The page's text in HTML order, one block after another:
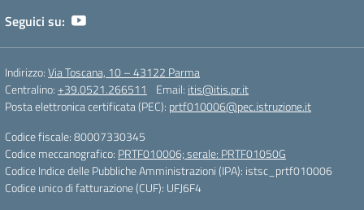
Seguici su:
Indirizzo:Via Toscana, 10 – 43122 Parma
Centralino:+39.0521.266511 Email: itis@itis.pr.it
Posta elettronica certificata (PEC): prtf010006@pec.istruzione.it
Codice fiscale: 80007330345
Codice meccanografico: PRTF010006; serale: PRTF01050G
Codice Indice delle Pubbliche Amministrazioni (IPA): istsc_prtf010006
Codice unico di fatturazione (CUF): UFJ6F4